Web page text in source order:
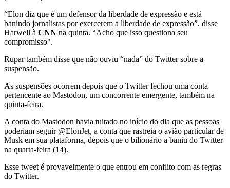
“Elon diz que é um defensor da liberdade de expressão e está
banindo jornalistas por exercerem a liberdade de expressão”, disse
Harwell à CNN na quinta. “Acho que isso questiona seu
compromisso".
Rupar também disse que não ouviu “nada” do Twitter sobre a
suspensão.
As suspensões ocorrem depois que o Twitter fechou uma conta
pertencente ao Mastodon, um concorrente emergente, também na
quinta-feira.
A conta do Mastodon havia tuitado no início do dia que as pessoas
poderiam seguir @ElonJet, a conta que rastreia o avião particular de
Musk em sua plataforma, depois que o bilionário a baniu do Twitter
na quarta-feira (14).
Esse tweet é provavelmente o que entrou em conflito com as regras
do Twitter.